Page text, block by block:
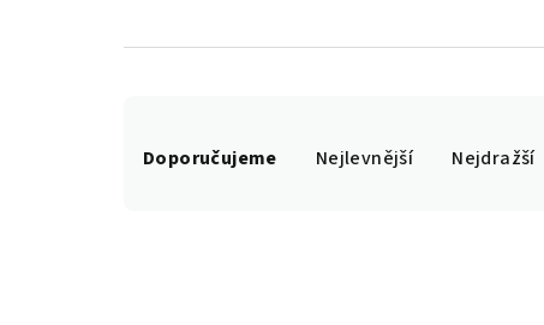
aDoporučujeme Nejlevnější Nejdražší